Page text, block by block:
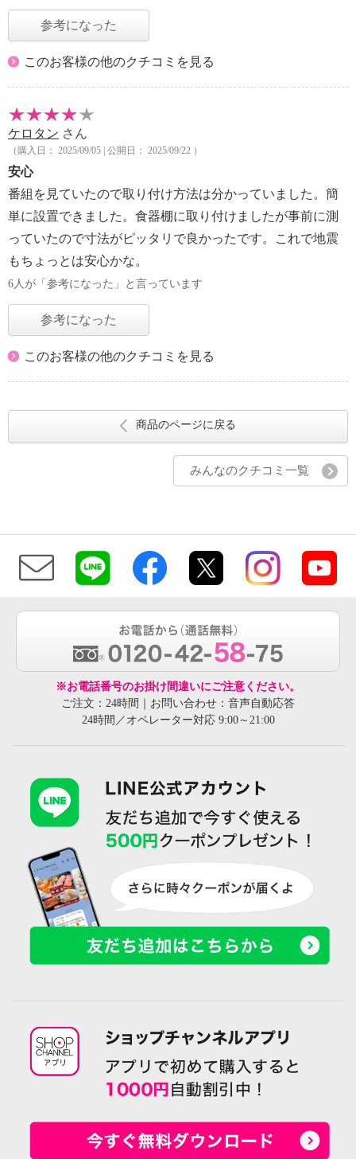
参考になった
このお客様の他のクチコミを見る
ケロタン さん
（購入日： 2025/09/05 | 公開日： 2025/09/22 ）
安心
番組を見ていたので取り付け方法は分かっていました。簡
単に設置できました。食器棚に取り付けましたが事前に測
っていたので寸法がピッタリで良かったです。これで地震
もちょっとは安心かな。
6人が「参考になった」と言っています
参考になった
このお客様の他のクチコミを見る
商品のページに戻る
みんなのクチコミ一覧
※お電話番号のお掛け間違いにご注意ください。
ご注文：24時間｜お問い合わせ：音声自動応答
24時間／オペレーター対応 9:00～21:00